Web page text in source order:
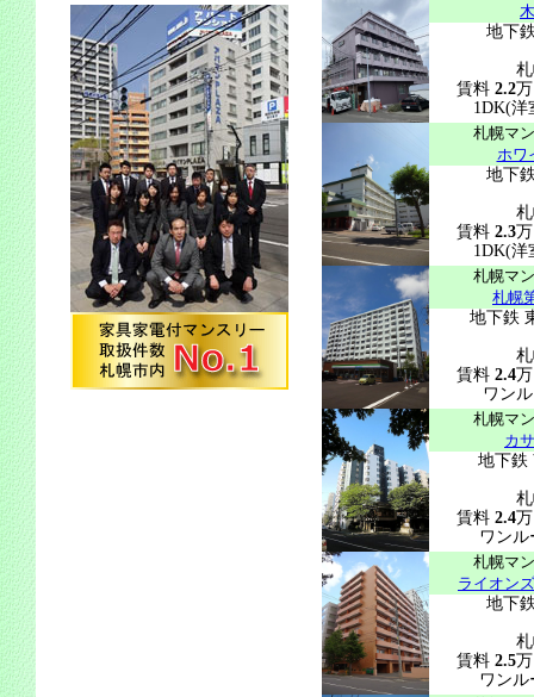
地下
賃料 2.2
1DK(洋
札幌マ
ホワ
地下
賃料 2.3
1DK(洋
札幌マ
札幌
地下鉄
賃料 2.4
ワン
札幌マ
カ
地下鉄
賃料 2.4
ワンル
札幌マ
ライオン
地下
賃料 2.5
ワンル